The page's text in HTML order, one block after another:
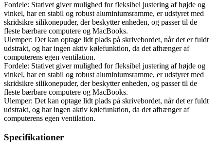
Fordele: Stativet giver mulighed for fleksibel justering af højde og
vinkel, har en stabil og robust aluminiumsramme, er udstyret med
skridsikre silikonepuder, der beskytter enheden, og passer til de
fleste bærbare computere og MacBooks.
Ulemper: Det kan optage lidt plads på skrivebordet, når det er fuldt
udstrakt, og har ingen aktiv kølefunktion, da det afhænger af
computerens egen ventilation.
Fordele: Stativet giver mulighed for fleksibel justering af højde og
vinkel, har en stabil og robust aluminiumsramme, er udstyret med
skridsikre silikonepuder, der beskytter enheden, og passer til de
fleste bærbare computere og MacBooks.
Ulemper: Det kan optage lidt plads på skrivebordet, når det er fuldt
udstrakt, og har ingen aktiv kølefunktion, da det afhænger af
computerens egen ventilation.
Specifikationer